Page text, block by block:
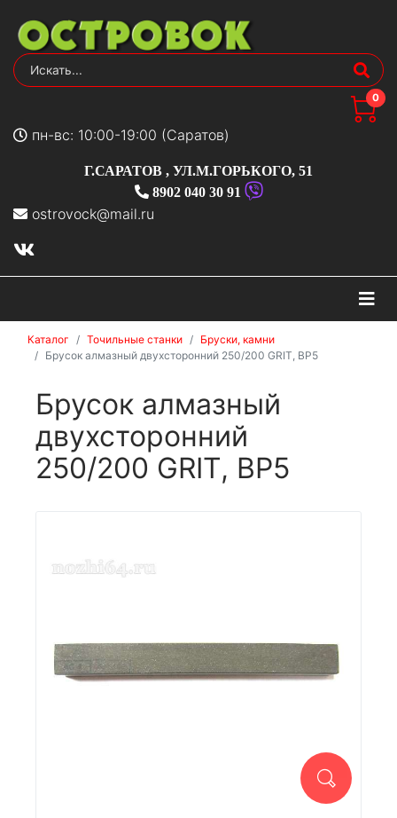
0
пн-вс: 10:00-19:00 (Саратов)
Г.САРАТОВ , УЛ.М.ГОРЬКОГО, 51
8902 040 30 91
ostrovock@mail.ru
Каталог Точильные станки
Бруски, камни
Брусок алмазный двухсторонний 250/200 GRIT, BP5
Брусок алмазный
двухсторонний
250/200 GRIT, BP5